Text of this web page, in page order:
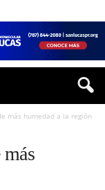
más humedad a la región
más